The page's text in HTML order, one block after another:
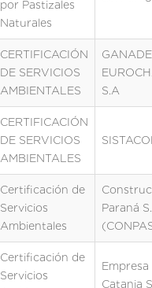
por Pastizales
Naturales
CERTIFICACIÓN
DE SERVICIOS
AMBIENTALES
S.A
CERTIFICACIÓN
DE SERVICIOS
AMBIENTALES
Certificación de
Servicios
Ambientales
Paraná
Certificación de
Servicios
Catania